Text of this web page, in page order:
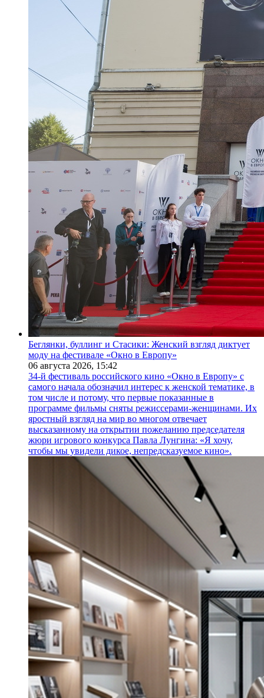
Беглянки, буллинг и Стасики: Женский взгляд диктует
моду на фестивале «Окно в Европу»
06 августа 2026, 15:42
34-й фестиваль российского кино «Окно в Европу» с
самого начала обозначил интерес к женской тематике, в
том числе и потому, что первые показанные в
программе фильмы сняты режиссерами-женщинами. Их
яростный взгляд на мир во многом отвечает
высказанному на открытии пожеланию председателя
жюри игрового конкурса Павла Лунгина: «Я хочу,
чтобы мы увидели дикое, непредсказуемое кино».